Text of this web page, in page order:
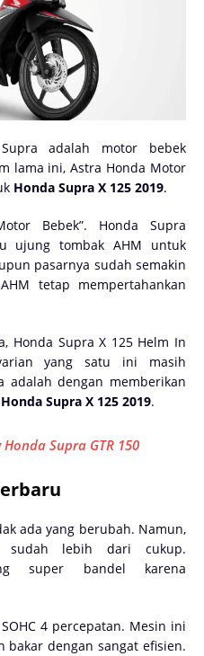
adalah motor bebek
lama ini, Astra Honda Motor
Honda Supra X 125 2019.
Bebek”. Honda Supra
ujung tombak AHM untuk
pasarnya sudah semakin
tetap mempertahankan
Honda Supra X 125 Helm In
yang satu ini masih
adalah dengan memberikan
Honda Supra X 125 2019.
Honda Supra GTR 150
ada yang berubah. Namun,
sudah lebih dari cukup.
super bandel karena
4 percepatan. Mesin ini
bakar dengan sangat efisien.